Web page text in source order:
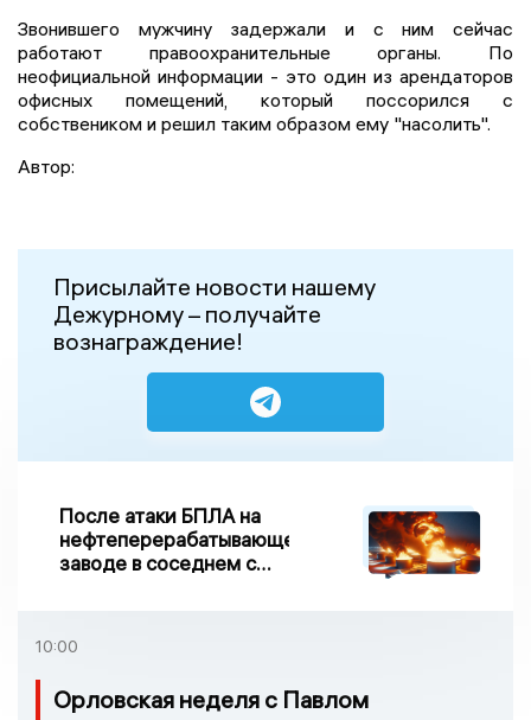
Звонившего мужчину задержали и с ним сейчас
работают правоохранительные органы. По
неофициальной информации - это один из арендаторов
офисных помещений, который поссорился с
собствеником и решил таким образом ему "насолить".
Автор:
Присылайте новости нашему
Дежурному – получайте
вознаграждение!
После атаки БПЛА на
нефтеперерабатывающем
заводе в соседнем с
возгорание
10:00
Орловская неделя с Павлом